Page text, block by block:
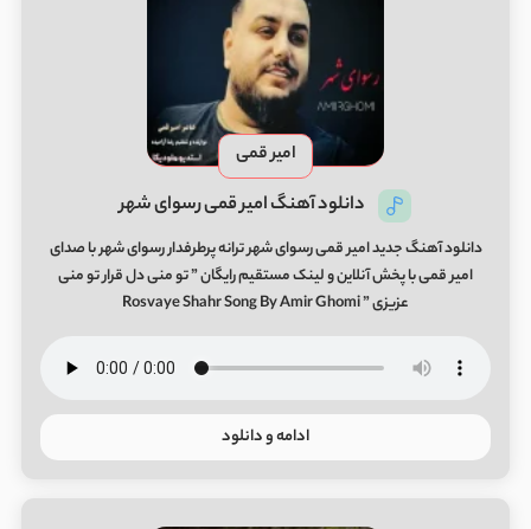
امیر قمی
دانلود آهنگ امیر قمی رسوای شهر
دانلود آهنگ جدید امیر قمی رسوای شهر ترانه پرطرفدار رسوای شهر با صدای
امیر قمی با پخش آنلاین و لینک مستقیم رایگان ” تو منی دل قرار تو منی
عزیزی ” Rosvaye Shahr Song By Amir Ghomi
ادامه و دانلود